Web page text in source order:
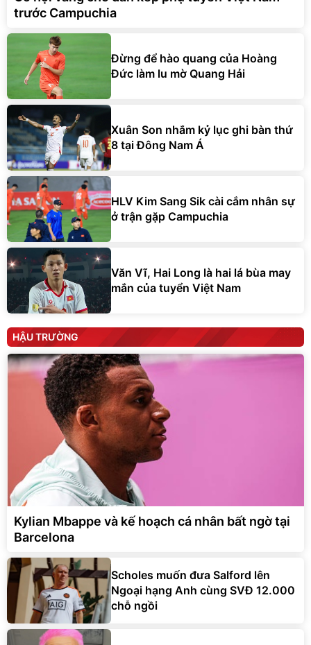
trước Campuchia
Đừng để hào quang của Hoàng
Đức làm lu mờ Quang Hải
Xuân Son nhắm kỷ lục ghi bàn thứ
8 tại Đông Nam Á
HLV Kim Sang Sik cài cắm nhân sự
ở trận gặp Campuchia
Văn Vĩ, Hai Long là hai lá bùa may
mắn của tuyển Việt Nam
HẬU TRƯỜNG
Kylian Mbappe và kế hoạch cá nhân bất ngờ tại
Barcelona
Scholes muốn đưa Salford lên
Ngoại hạng Anh cùng SVĐ 12.000
chỗ ngồi